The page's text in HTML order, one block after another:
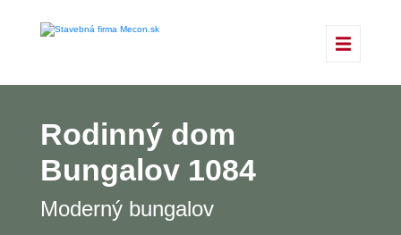
Rodinný dom
Bungalov 1084
Moderný bungalov